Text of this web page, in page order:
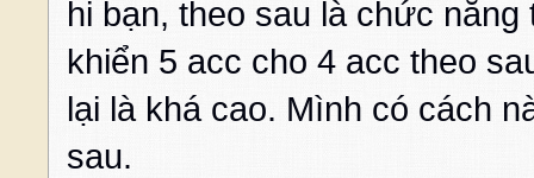
hi bạn, theo sau là chức
khiển 5 acc cho 4 acc theo
lại là khá cao. Mình có cách
sau.